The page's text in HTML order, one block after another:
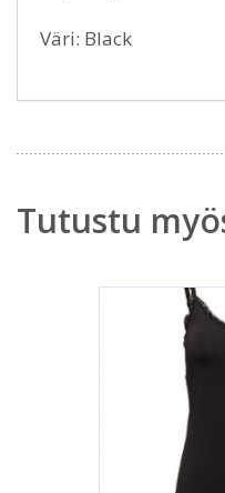
Väri: Black
Tutustu